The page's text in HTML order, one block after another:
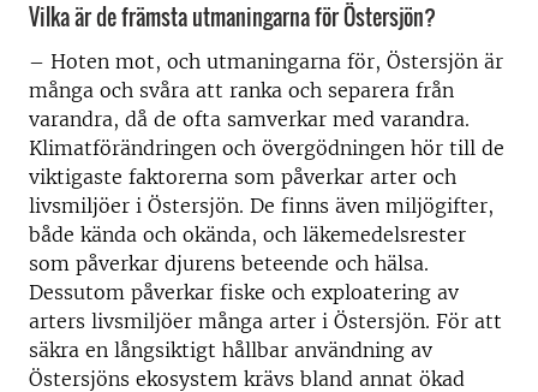
Vilka är de främsta utmaningarna för Östersjön?
– Hoten mot, och utmaningarna för, Östersjön är
många och svåra att ranka och separera från
varandra, då de ofta samverkar med varandra.
Klimatförändringen och övergödningen hör till de
viktigaste faktorerna som påverkar arter och
livsmiljöer i Östersjön. De finns även miljögifter,
både kända och okända, och läkemedelsrester
som påverkar djurens beteende och hälsa.
Dessutom påverkar fiske och exploatering av
arters livsmiljöer många arter i Östersjön. För att
säkra en långsiktigt hållbar användning av
Östersjöns ekosystem krävs bland annat ökad